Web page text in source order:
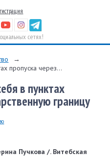
сетях!
→
пропуска через...
в пунктах
границу
Пучкова /. Витебская